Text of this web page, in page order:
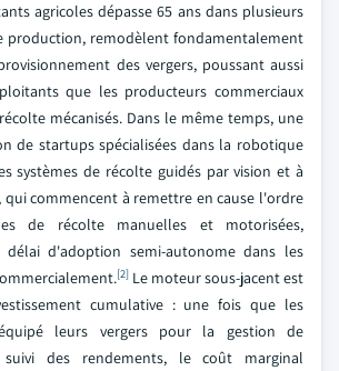
agricoles dépasse 65 ans dans plusieurs
production, remodèlent fondamentalement
des vergers, poussant aussi
que les producteurs commerciaux
mécanisés. Dans le même temps, une
de startups spécialisées dans la robotique
systèmes de récolte guidés par vision et à
commencent à remettre en cause l'ordre
de récolte manuelles et motorisées,
d'adoption semi-autonome dans les
[2] Le moteur sous-jacent est
cumulative : une fois que les
leurs vergers pour la gestion de
des rendements, le coût marginal